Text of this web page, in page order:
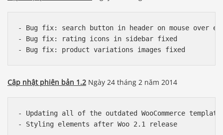
- Bug fix: search button in header on mouse over
- Bug fix: rating icons in sidebar fixed
Cập nhật phiên bản 1.2 Ngày 24 tháng 2 năm 2014
- Updating all of the outdated WooCommerce